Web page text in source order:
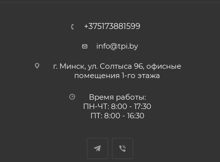
+375173881599
info@tpi.by
г. Минск, ул. Солтыса 96, офисные
помещения 1-го этажа
Время работы:
ПН-ЧТ: 8:00 - 17:30
ПТ: 8:00 - 16:30